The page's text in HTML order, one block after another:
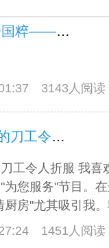
弘梅老师“弘扬国粹——京剧”的讲座太精彩了
3143人阅
欣悦老师精巧的刀工令人折服
工令人折服 我喜
您服务"节目。在
厨房"尤其吸引我
1451人阅